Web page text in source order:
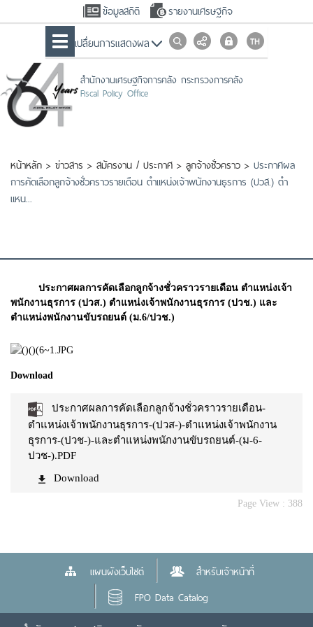
ข้อมูลสถิติ รายงานเศรษฐกิจ
เปลื่ยนการแสดงผล
สำนักงานเศรษฐกิจการคลัง กระทรวงการคลัง
Fiscal Policy Office
หน้าหลัก > ข่าวสาร > สมัครงาน / ประกาศ > ลูกจ้างชั่วคราว > ประกาศผล
การคัดเลือกลูกจ้างชั่วคราวรายเดือน ตำแหน่งเจ้าพนักงานธุรการ (ปวส.) ตำ
แหน...
ประกาศผลการคัดเลือกลูกจ้างชั่วคราวรายเดือน ตำแหน่งเจ้า
พนักงานธุรการ (ปวส.) ตำแหน่งเจ้าพนักงานธุรการ (ปวช.) และ
ตำแหน่งพนักงานขับรถยนต์ (ม.6/ปวช.)
Download
ประกาศผลการคัดเลือกลูกจ้างชั่วคราวรายเดือน-
ตำแหน่งเจ้าพนักงานธุรการ-(ปวส-)-ตำแหน่งเจ้าพนักงาน
ธุรการ-(ปวช-)-และตำแหน่งพนักงานขับรถยนต์-(ม-6-
ปวช-).PDF
Download
Page View : 388
แผนผังเว็บไซต์
สำหรับเจ้าหน้าที่
FPO Data Catalog